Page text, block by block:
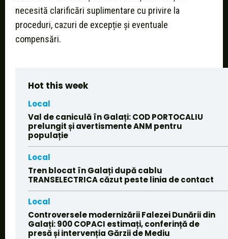
necesită clarificări suplimentare cu privire la
proceduri, cazuri de excepție și eventuale
compensări.
Hot this week
Local
Val de caniculă în Galați: COD PORTOCALIU
prelungit și avertismente ANM pentru
populație
Local
Tren blocat în Galați după cablu
TRANSELECTRICA căzut peste linia de contact
Local
Controversele modernizării Falezei Dunării din
Galați: 900 COPACI estimați, conferință de
presă și intervenția Gărzii de Mediu